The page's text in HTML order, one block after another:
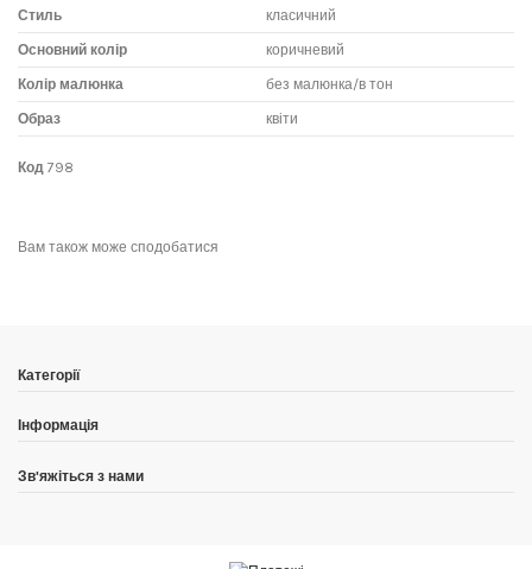
Стиль класичний
Основний колір коричневий
Колір малюнка без малюнка/в тон
Образ квіти
Код 798
Вам також може сподобатися
Категорії
Інформація
Зв'яжіться з нами